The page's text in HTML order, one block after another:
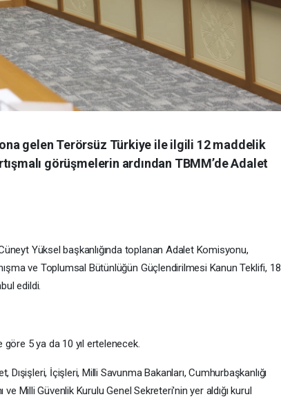
gelen Terörsüz Türkiye ile ilgili 12 maddelik
görüşmelerin ardından TBMM’de Adalet
Yüksel başkanlığında toplanan Adalet Komisyonu,
ve Toplumsal Bütünlüğün Güçlendirilmesi Kanun Teklifi, 18
edildi.
5 ya da 10 yıl ertelenecek.
Dışişleri, İçişleri, Milli Savunma Bakanları, Cumhurbaşkanlığı
Milli Güvenlik Kurulu Genel Sekreteri'nin yer aldığı kurul